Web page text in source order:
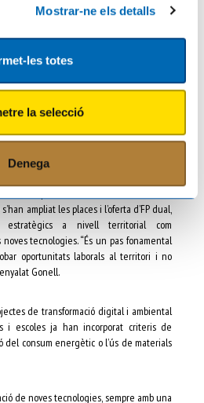
Mostrar-ne els detalls
les totes
la selecció
Denega
aquest curs hi ha més professionals
FP, sostenibilitat
ampliat les places i l’oferta d’FP dual,
estratègics a nivell territorial com
tecnologies. “És un pas fonamental
oportunitats laborals al territori i no
Gonell.
de transformació digital i ambiental
i escoles ja han incorporat criteris de
del consum energètic o l’ús de materials
de noves tecnologies, sempre amb una